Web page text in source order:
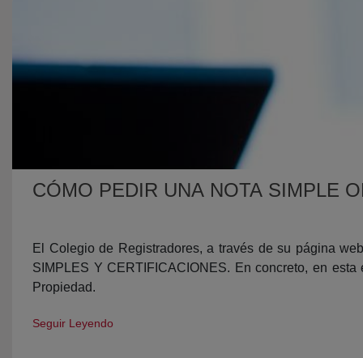
CÓMO PEDIR UNA NOTA SIMPLE
El Colegio de Registradores, a través de su página
SIMPLES Y CERTIFICACIONES. En concreto, en
Propiedad.
Seguir Leyendo